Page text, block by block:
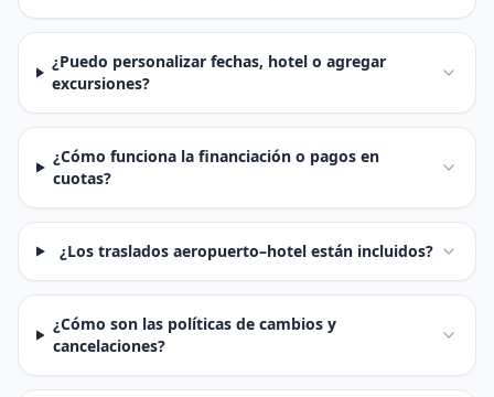
¿Puedo personalizar fechas, hotel o agregar
excursiones?
¿Cómo funciona la financiación o pagos en
cuotas?
¿Los traslados aeropuerto–hotel están incluidos?
¿Cómo son las políticas de cambios y
cancelaciones?